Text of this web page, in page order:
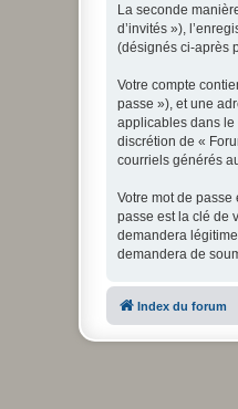
La seconde
d’invités »),
(désignés ci-après
Votre compte
passe »), et une
applicables dans le
discrétion de «
courriels générés
Votre mot de
passe est la clé de
demandera
demandera de
Index du forum